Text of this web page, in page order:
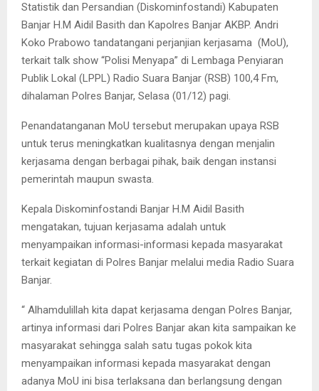
Statistik dan Persandian (Diskominfostandi) Kabupaten
Banjar H.M Aidil Basith dan Kapolres Banjar AKBP. Andri
Koko Prabowo tandatangani perjanjian kerjasama (MoU),
terkait talk show “Polisi Menyapa” di Lembaga Penyiaran
Publik Lokal (LPPL) Radio Suara Banjar (RSB) 100,4 Fm,
dihalaman Polres Banjar, Selasa (01/12) pagi.
Penandatanganan MoU tersebut merupakan upaya RSB
untuk terus meningkatkan kualitasnya dengan menjalin
kerjasama dengan berbagai pihak, baik dengan instansi
pemerintah maupun swasta.
Kepala Diskominfostandi Banjar H.M Aidil Basith
mengatakan, tujuan kerjasama adalah untuk
menyampaikan informasi-informasi kepada masyarakat
terkait kegiatan di Polres Banjar melalui media Radio Suara
Banjar.
“ Alhamdulillah kita dapat kerjasama dengan Polres Banjar,
artinya informasi dari Polres Banjar akan kita sampaikan ke
masyarakat sehingga salah satu tugas pokok kita
menyampaikan informasi kepada masyarakat dengan
adanya MoU ini bisa terlaksana dan berlangsung dengan